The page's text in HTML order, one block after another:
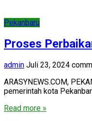
Pekanbaru
Proses
admin Juli 23, 2024
ARASYNEWS.COM,
pemerintah kota
Read more »